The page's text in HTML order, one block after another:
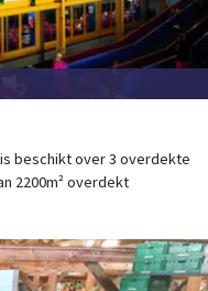
beschikt over 3 overdekte
2200m² overdekt